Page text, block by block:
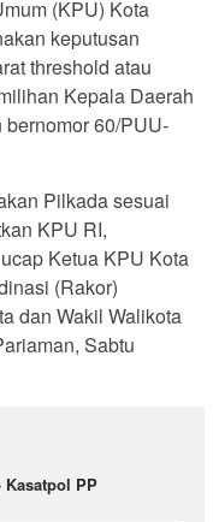
(KPU) Kota
keputusan
threshold atau
Kepala Daerah
60/PUU-
Pilkada sesuai
KPU RI,
Ketua KPU Kota
(Rakor)
dan Wakil Walikota
Sabtu
Kasatpol PP